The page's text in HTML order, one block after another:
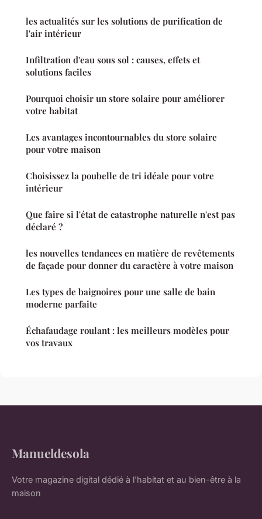
les actualités sur les solutions de purification de
l'air intérieur
Infiltration d'eau sous sol : causes, effets et
solutions faciles
Pourquoi choisir un store solaire pour améliorer
votre habitat
Les avantages incontournables du store solaire
pour votre maison
Choisissez la poubelle de tri idéale pour votre
intérieur
Que faire si l'état de catastrophe naturelle n'est pas
déclaré ?
les nouvelles tendances en matière de revêtements
de façade pour donner du caractère à votre maison
Les types de baignoires pour une salle de bain
moderne parfaite
Échafaudage roulant : les meilleurs modèles pour
vos travaux
Manueldesola
Votre magazine digital dédié à l'habitat et au bien-être à la
maison